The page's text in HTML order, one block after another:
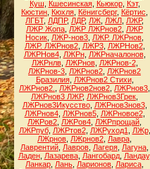
Куш
Кшесинская, Кьюкор, Кэт,
Кюстин Кюхля Кёнигсберг, Кёртис
ЛГБТ, ЛДПР, ЛДР, ЛЖ ЛЖЛ ЛЖР,
ЛЖР Жопа ЛЖР ЛЖРнов2 ЛЖР
Носик ЛЖР-нов3 ЛЖР. ЛЖРнов
ЛЖР. ЛЖРнов2, ЛЖР3, ЛЖРНов2,
ЛЖРНов4, ЛЖРн, ЛЖРначалонов,
ЛЖРнлв, ЛЖРнов, ЛЖРнов-2,
ЛЖРнов-3 ЛЖРнов2 ЛЖРнов2
Бразилия, ЛЖРнов2 Стихи,
ЛЖРнов2.
ЛЖРнов2нов2 ЛЖРнов3
ЛЖРнов3 ЛЖР, ЛЖРнов3Грек
ЛЖРнов3Икусство, ЛЖРнов3нов3,
ЛЖРнов4, ЛЖРнов5, ЛЖРновое2,
ЛЖРов2 ЛЖРов4 ЛЖРпрощай
ЛЖРпуб, ЛЖРтов2, ЛЖРуход1 ЛЖр,
ЛЖрнов ЛЖрнов2 Лавра
Лаврентий Лавров Лагеря Лагуна
Ладен, Лазарева, Лангобард, Ландау,
Ланкар Лань Ларионов Лариса